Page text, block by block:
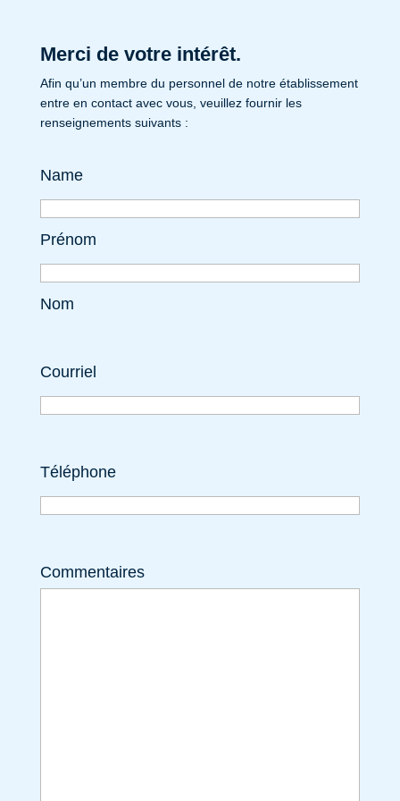
Merci de votre intérêt.
Afin qu’un membre du personnel de notre établissement
entre en contact avec vous, veuillez fournir les
renseignements suivants :
Name
Prénom
Nom
Courriel
Téléphone
Commentaires